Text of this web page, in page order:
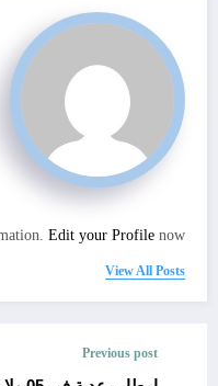
Edit your Profile now.
View All Posts
Previous post